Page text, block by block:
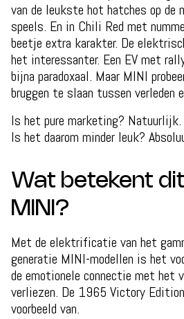
van de leukste hot hatches op de
speels. En in Chili Red met
beetje extra karakter. De
het interessanter. Een EV met
bijna paradoxaal. Maar MINI
bruggen te slaan tussen verleden
Is het pure marketing? Natuurlijk.
Is het daarom minder leuk?
Wat betekent
MINI?
Met de elektrificatie van het
generatie MINI-modellen is het
de emotionele connectie met het
verliezen. De 1965 Victory
voorbeeld van.